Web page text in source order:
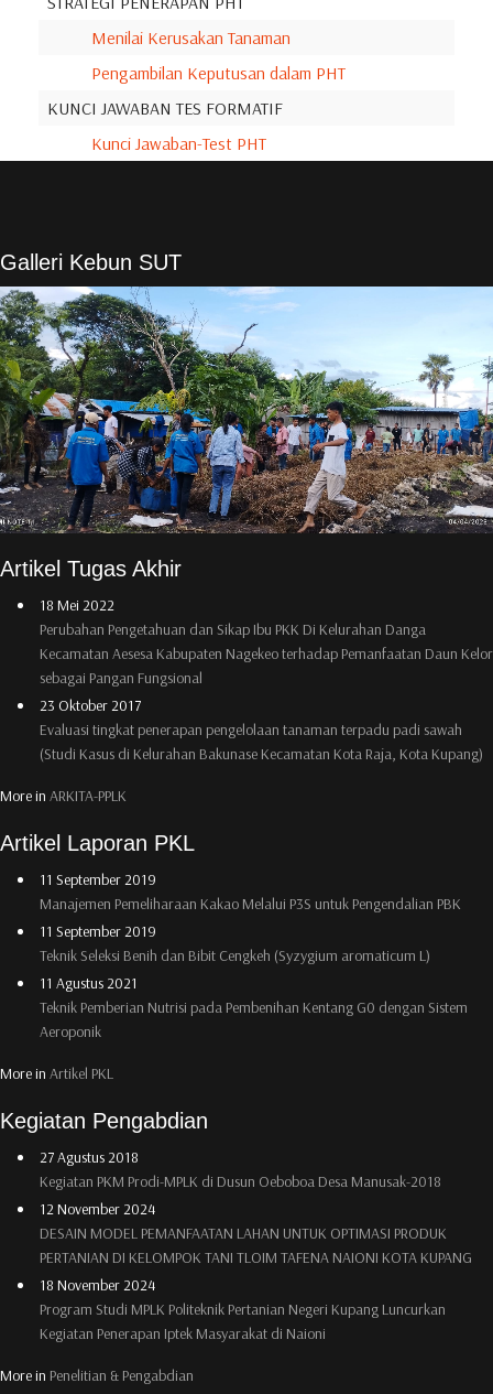
Menilai Kerusakan Tanaman
Pengambilan Keputusan dalam PHT
KUNCI JAWABAN TES FORMATIF
Kunci Jawaban-Test PHT
Galleri Kebun SUT
Artikel Tugas Akhir
18 Mei 2022
Perubahan Pengetahuan dan Sikap Ibu PKK Di Kelurahan Danga
sebagai Pangan Fungsional
23 Oktober 2017
Evaluasi tingkat penerapan pengelolaan tanaman terpadu padi sawah
(Studi Kasus di Kelurahan Bakunase Kecamatan Kota Raja, Kota Kupang)
ARKITA-PPLK
Artikel Laporan PKL
11 September 2019
Manajemen Pemeliharaan Kakao Melalui P3S untuk Pengendalian PBK
Teknik Seleksi Benih dan Bibit Cengkeh (Syzygium aromaticum L)
11 Agustus 2021
Teknik Pemberian Nutrisi pada Pembenihan Kentang G0 dengan Sistem
Aeroponik
Artikel PKL
Kegiatan Pengabdian
27 Agustus 2018
Kegiatan PKM Prodi-MPLK di Dusun Oeboboa Desa Manusak-2018
12 November 2024
PERTANIAN DI KELOMPOK TANI TLOIM TAFENA NAIONI KOTA KUPANG